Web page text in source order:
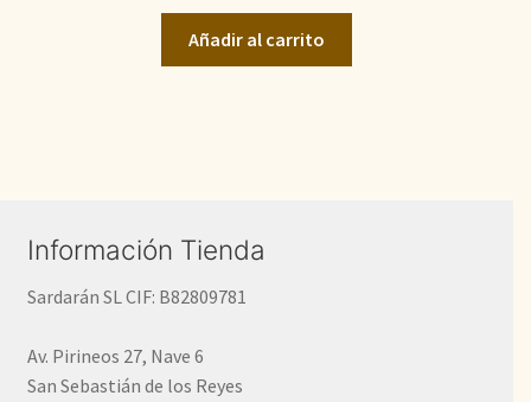
original
era:
1.300,00€.
Añadir al carrito
Información Tienda
Sardarán SL CIF: B82809781
Av. Pirineos 27, Nave 6
San Sebastián de los Reyes